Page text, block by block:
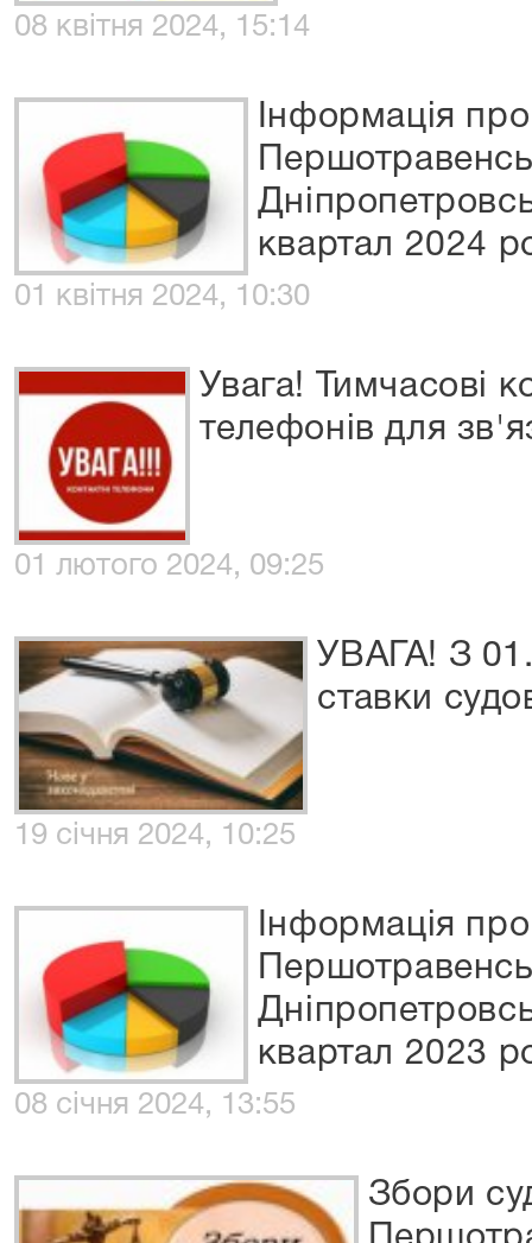
08 квітня 2024, 15:14
Інформація
квартал 2024
01 квітня 2024, 10:30
Увага! Тимчасові
телефонів для
01 лютого 2024, 09:25
УВАГА! З
ставки
19 січня 2024, 10:25
Інформація
квартал 2023
08 січня 2024, 13:55
Збори